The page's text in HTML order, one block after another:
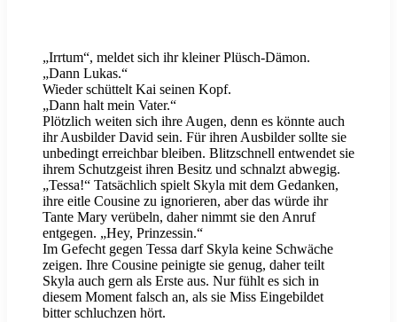
„Irrtum“, meldet sich ihr kleiner Plüsch-Dämon.
„Dann Lukas.“
Wieder schüttelt Kai seinen Kopf.
„Dann halt mein Vater.“
Plötzlich weiten sich ihre Augen, denn es könnte auch
ihr Ausbilder David sein. Für ihren Ausbilder sollte sie
unbedingt erreichbar bleiben. Blitzschnell entwendet sie
ihrem Schutzgeist ihren Besitz und schnalzt abwegig.
„Tessa!“ Tatsächlich spielt Skyla mit dem Gedanken,
ihre eitle Cousine zu ignorieren, aber das würde ihr
Tante Mary verübeln, daher nimmt sie den Anruf
entgegen. „Hey, Prinzessin.“
Im Gefecht gegen Tessa darf Skyla keine Schwäche
zeigen. Ihre Cousine peinigte sie genug, daher teilt
Skyla auch gern als Erste aus. Nur fühlt es sich in
diesem Moment falsch an, als sie Miss Eingebildet
bitter schluchzen hört.